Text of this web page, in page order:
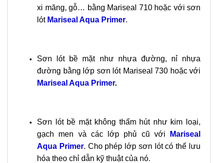
xi măng, gỗ… bằng Mariseal 710 hoặc với sơn
lót Mariseal Aqua Primer.
Sơn lót bề mặt như nhựa đường, nỉ nhựa
đường bằng lớp sơn lót Mariseal 730 hoặc với
Mariseal Aqua Primer.
Sơn lót bề mặt không thấm hút như kim loại,
gạch men và các lớp phủ cũ với
Mariseal
Aqua Primer. Cho phép lớp sơn lót có thể lưu
hóa theo chỉ dẫn kỹ thuật của nó.